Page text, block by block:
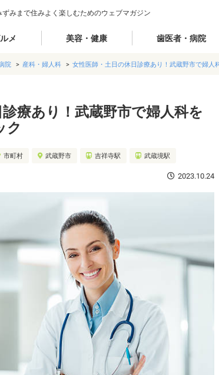
ずみまで住みよく楽しむためのウェブマガジン
メ 美容・健康 歯医者・病院
院 産科・婦人科 女性医師・土日の休日診療あり！武蔵野市で婦人
療あり！武蔵野市で婦人科を
ク
市町村 武蔵野市 吉祥寺駅 武蔵境駅
2023.10.24